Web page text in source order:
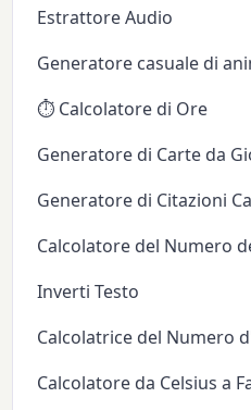
Estrattore Audio
Generatore casuale di
⏱️ Calcolatore di Ore
Generatore di Carte da
Generatore di Citazioni
Calcolatore del Numero
Inverti Testo
Calcolatrice del Numero
Calcolatore da Celsius a